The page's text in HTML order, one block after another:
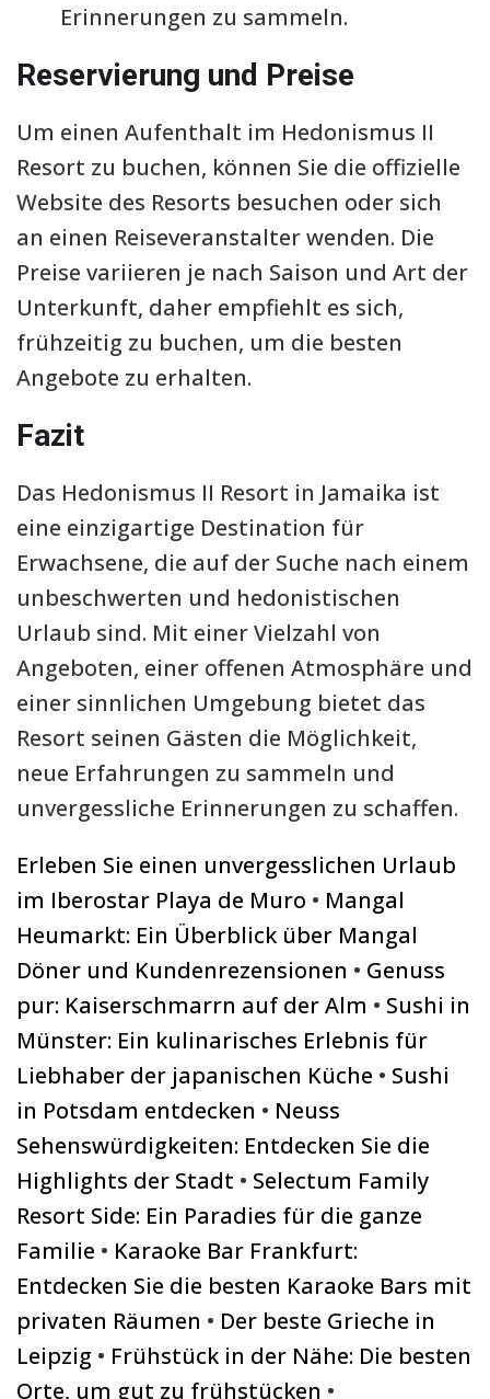
Erinnerungen zu sammeln.
Reservierung und Preise
Um einen Aufenthalt im Hedonismus II
Resort zu buchen, können Sie die offizielle
Website des Resorts besuchen oder sich
an einen Reiseveranstalter wenden. Die
Preise variieren je nach Saison und Art der
Unterkunft, daher empfiehlt es sich,
frühzeitig zu buchen, um die besten
Angebote zu erhalten.
Fazit
Das Hedonismus II Resort in Jamaika ist
eine einzigartige Destination für
Erwachsene, die auf der Suche nach einem
unbeschwerten und hedonistischen
Urlaub sind. Mit einer Vielzahl von
Angeboten, einer offenen Atmosphäre und
einer sinnlichen Umgebung bietet das
Resort seinen Gästen die Möglichkeit,
neue Erfahrungen zu sammeln und
unvergessliche Erinnerungen zu schaffen.
Erleben Sie einen unvergesslichen Urlaub
im Iberostar Playa de Muro • Mangal
Heumarkt: Ein Überblick über Mangal
Döner und Kundenrezensionen • Genuss
pur: Kaiserschmarrn auf der Alm • Sushi in
Münster: Ein kulinarisches Erlebnis für
Liebhaber der japanischen Küche • Sushi
in Potsdam entdecken • Neuss
Sehenswürdigkeiten: Entdecken Sie die
Highlights der Stadt • Selectum Family
Resort Side: Ein Paradies für die ganze
Familie • Karaoke Bar Frankfurt:
Entdecken Sie die besten Karaoke Bars mit
privaten Räumen • Der beste Grieche in
Leipzig • Frühstück in der Nähe: Die besten
Orte, um gut zu frühstücken •